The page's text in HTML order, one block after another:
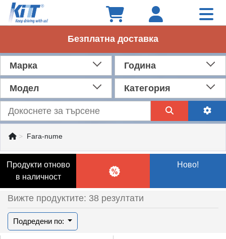
Безплатна доставка
Марка Година
Модел Категория
Fara-nume
Продукти отново
в наличност
Ново!
Вижте продуктите: 38 резултати
Подредени по: